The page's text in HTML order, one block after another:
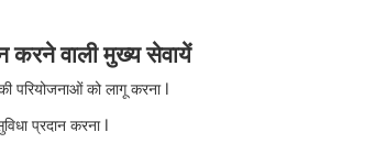
करने वाली मुख्‍य सेवायें
परियोजनाओं को लागू करना l
प्रदान करना l